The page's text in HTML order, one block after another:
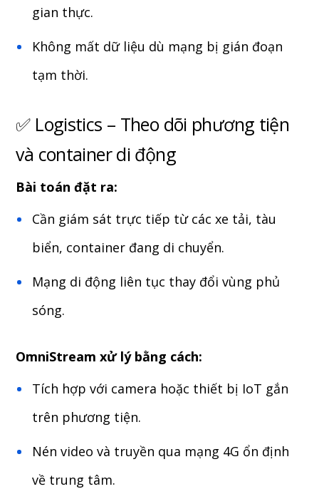
gian thực.
Không mất dữ liệu dù mạng bị gián đoạn
tạm thời.
✅ Logistics – Theo dõi phương tiện
và container di động
Bài toán đặt ra:
Cần giám sát trực tiếp từ các xe tải, tàu
biển, container đang di chuyển.
Mạng di động liên tục thay đổi vùng phủ
sóng.
OmniStream xử lý bằng cách:
Tích hợp với camera hoặc thiết bị IoT gắn
trên phương tiện.
Nén video và truyền qua mạng 4G ổn định
về trung tâm.